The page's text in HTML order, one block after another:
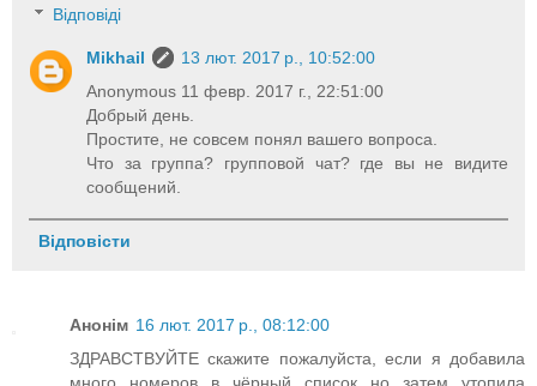
Відповіді
Mikhail
13 лют. 2017 р., 10:52:00
Anonymous 11 февр. 2017 г., 22:51:00
Добрый день.
Простите, не совсем понял вашего вопроса.
Что за группа? групповой чат? где вы не видите
сообщений.
Відповісти
Анонім 16 лют. 2017 р., 08:12:00
ЗДРАВСТВУЙТЕ скажите пожалуйста, если я добавила